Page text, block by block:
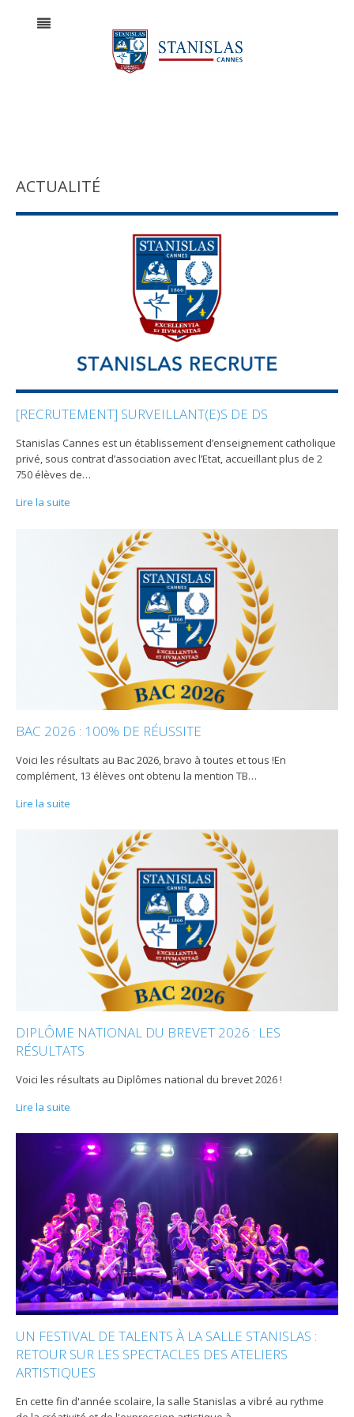
ACTUALITÉ
[RECRUTEMENT] SURVEILLANT(E)S DE DS
Stanislas Cannes est un établissement d’enseignement catholique
privé, sous contrat d’association avec l’Etat, accueillant plus de 2
750 élèves de…
Lire la suite
BAC 2026 : 100% DE RÉUSSITE
Voici les résultats au Bac 2026, bravo à toutes et tous !En
complément, 13 élèves ont obtenu la mention TB…
Lire la suite
DIPLÔME NATIONAL DU BREVET 2026 : LES
RÉSULTATS
Voici les résultats au Diplômes national du brevet 2026 !
Lire la suite
UN FESTIVAL DE TALENTS À LA SALLE STANISLAS :
RETOUR SUR LES SPECTACLES DES ATELIERS
ARTISTIQUES
En cette fin d'année scolaire, la salle Stanislas a vibré au rythme